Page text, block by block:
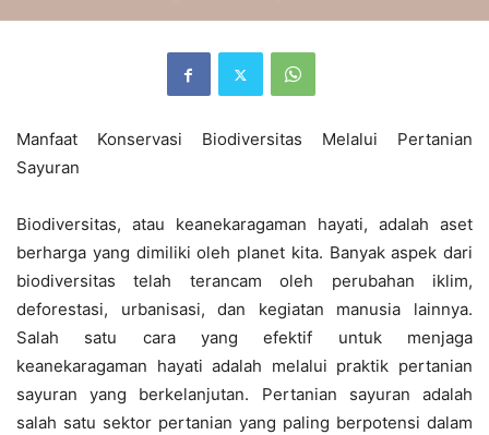
Manfaat Konservasi Biodiversitas Melalui Pertanian
Sayuran
Biodiversitas, atau keanekaragaman hayati, adalah aset
berharga yang dimiliki oleh planet kita. Banyak aspek dari
biodiversitas telah terancam oleh perubahan iklim,
deforestasi, urbanisasi, dan kegiatan manusia lainnya.
Salah satu cara yang efektif untuk menjaga
keanekaragaman hayati adalah melalui praktik pertanian
sayuran yang berkelanjutan. Pertanian sayuran adalah
salah satu sektor pertanian yang paling berpotensi dalam